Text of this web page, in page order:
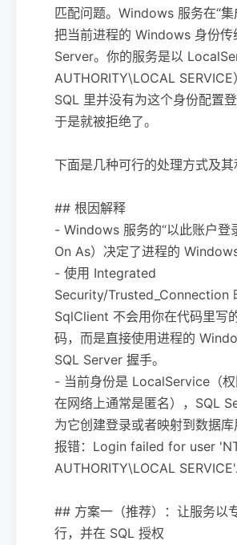
匹配问题。Windows 服务在“集
把当前进程的 Windows 身份传
Server。你的服务是以
AUTHORITY\LOCAL SERVICE
SQL 里并没有为这个身份配置登
于是就被拒绝了。
下面是几种可行的处理方式及其
## 根因解释
- Windows 服务的“以此账户登
On As）决定了进程的 Windows
- 使用 Integrated
Security/Trusted_Connection
SqlClient 不会用你在代码里写
码，而是直接使用进程的
SQL Server 握手。
- 当前身份是 LocalService（权
在网络上通常是匿名），SQL
为它创建登录或者映射到数据
报错：Login failed for user
AUTHORITY\LOCAL SERVICE'.
## 方案一（推荐）：让服务以
行，并在 SQL 授权